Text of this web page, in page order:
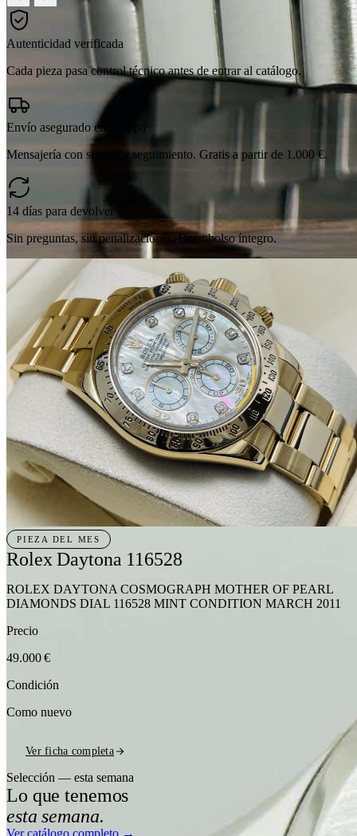
Catálogo curado
Coleccionar es elegir
bien.
Patek Philippe, Rolex, Audemars Piguet y otras manufacturas. Cada
pieza pasa control de autenticidad antes de entrar al catálogo.
Ver catálogo Marcas
Autenticidad verificada
Cada pieza pasa control técnico antes de entrar al catálogo.
Envío asegurado en Europa
Mensajería con seguro y seguimiento. Gratis a partir de 1.000 €.
14 días para devolver
Sin preguntas, sin penalizaciones. Reembolso íntegro.
PIEZA DEL MES
Rolex Daytona 116528
ROLEX DAYTONA COSMOGRAPH MOTHER OF PEARL
DIAMONDS DIAL 116528 MINT CONDITION MARCH 2011
Precio
49.000 €
Condición
Como nuevo
Ver ficha completa
Selección — esta semana
Lo que tenemos
esta semana.
Ver catálogo completo →